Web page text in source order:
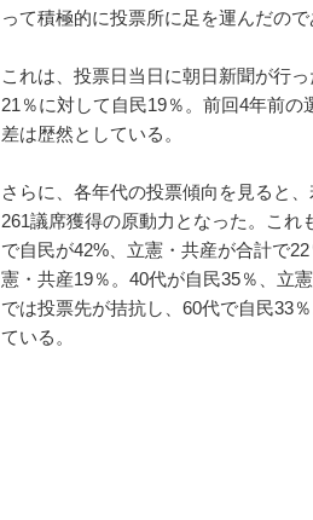
って積極的に投票所に足を運んだので
これは、投票日当日に朝日新聞が行
21％に対して自民19％。前回4年前
差は歴然としている。
さらに、各年代の投票傾向を見ると
261議席獲得の原動力となった。こ
で自民が42%、立憲・共産が合計で
憲・共産19％。40代が自民35％、立
では投票先が拮抗し、60代で自民33
ている。